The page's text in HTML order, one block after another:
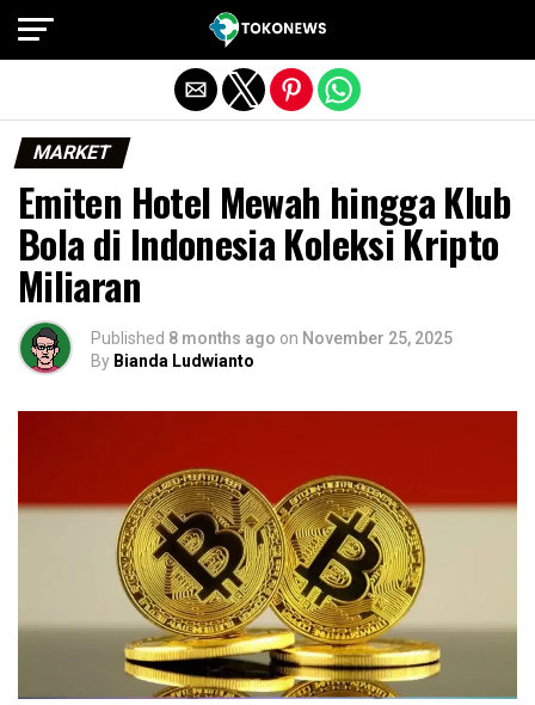
MARKET
Emiten Hotel Mewah hingga Klub
Bola di Indonesia Koleksi Kripto
Miliaran
Published 8 months ago on November 25, 2025
By Bianda Ludwianto
Exit mobile version